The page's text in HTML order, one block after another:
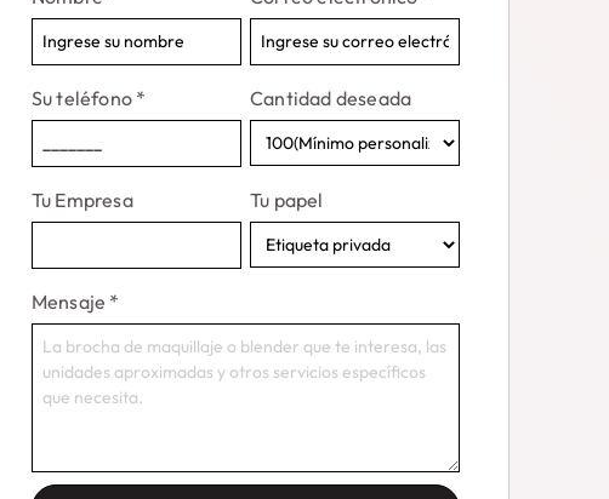
Su teléfono * Cantidad deseada
Tu Empresa Tu papel
Mensaje *